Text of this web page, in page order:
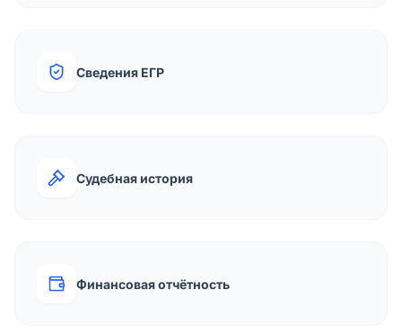
Сведения ЕГР
Судебная история
Финансовая отчётность